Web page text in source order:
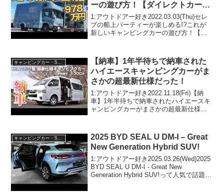
ーの遊び方！【ダイレクトカーズ
最新キャブコン江の島】
1:アウトドアー好き2022.03.03(Thu)セレ
ブの船上パーティーが楽しめる!?これが
新しいキャンピングカーの遊び方！【ダ
で！！2:アウトドアー好き2022.03...
【納車】1年半待ちで納車された
ハイエースキャンピングカーがま
さかの超最新仕様だった！
1:アウトドアー好き2022.11.18(Fri)【納
車】1年半待ちで納車されたハイエースキ
ャンピングカーがまさかの超最新仕様だ
2022.11.18(Fri)この動画は注目で...
キャンピングカー・SUV人気車種
2025 BYD SEAL U DM-I – Great
New Generation Hybrid SUV!
1:アウトドアー好き2025.03.26(Wed)2025
BYD SEAL U DM-I - Great New
Generation Hybrid SUV!って人気で話題ら